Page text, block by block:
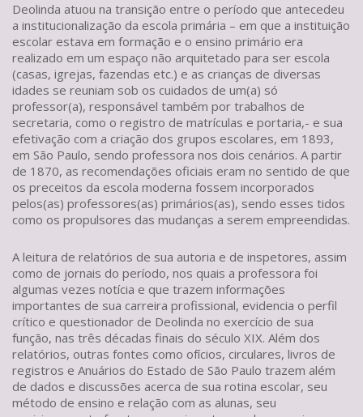
Deolinda atuou na transição entre o período que antecedeu
a institucionalização da escola primária – em que a instituição
escolar estava em formação e o ensino primário era
realizado em um espaço não arquitetado para ser escola
(casas, igrejas, fazendas etc.) e as crianças de diversas
idades se reuniam sob os cuidados de um(a) só
professor(a), responsável também por trabalhos de
secretaria, como o registro de matrículas e portaria,- e sua
efetivação com a criação dos grupos escolares, em 1893,
em São Paulo, sendo professora nos dois cenários. A partir
de 1870, as recomendações oficiais eram no sentido de que
os preceitos da escola moderna fossem incorporados
pelos(as) professores(as) primários(as), sendo esses tidos
como os propulsores das mudanças a serem empreendidas.
A leitura de relatórios de sua autoria e de inspetores, assim
como de jornais do período, nos quais a professora foi
algumas vezes notícia e que trazem informações
importantes de sua carreira profissional, evidencia o perfil
crítico e questionador de Deolinda no exercício de sua
função, nas três décadas finais do século XIX. Além dos
relatórios, outras fontes como ofícios, circulares, livros de
registros e Anuários do Estado de São Paulo trazem além
de dados e discussões acerca de sua rotina escolar, seu
método de ensino e relação com as alunas, seu